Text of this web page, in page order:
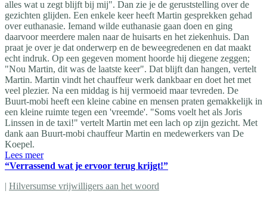
alles wat u zegt blijft bij mij". Dan zie je de geruststelling over de
gezichten glijden. Een enkele keer heeft Martin gesprekken gehad
over euthanasie. Iemand wilde euthanasie gaan doen en ging
daarvoor meerdere malen naar de huisarts en het ziekenhuis. Dan
praat je over je dat onderwerp en de beweegredenen en dat maakt
echt indruk. Op een gegeven moment hoorde hij diegene zeggen;
"Nou Martin, dit was de laatste keer". Dat blijft dan hangen, vertelt
Martin. Martin vindt het chauffeur werk dankbaar en doet het met
veel plezier. Na een middag is hij vermoeid maar tevreden. De
Buurt-mobi heeft een kleine cabine en mensen praten gemakkelijk in
een kleine ruimte tegen een 'vreemde'. "Soms voelt het als Joris
Linssen in de taxi!" vertelt Martin met een lach op zijn gezicht. Met
dank aan Buurt-mobi chauffeur Martin en medewerkers van De
Koepel.
Lees meer
“Verrassend wat je ervoor terug krijgt!”
| Hilversumse vrijwilligers aan het woord